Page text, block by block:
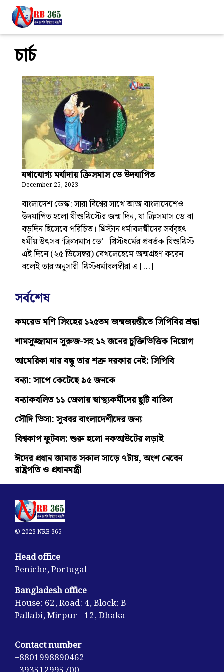
চার্চ
যথাযোগ্য মর্যাদায় ক্রিসমাস ডে উদযাপিত
December 25, 2023
বাংলাদেশ ডেস্ক: সারা বিশ্বের সাথে আজ বাংলাদেশেও
উদযাপিত হলো যীশুখ্রিস্টের জন্ম দিন, যা ক্রিসমাস ডে বা
বড়দিন হিসেবে পরিচিত। খ্রিস্টান ধর্মাবলম্বীদের সর্ববৃহৎ
ধর্মীয় উৎসব ‘ক্রিসমাস ডে’। খ্রিস্টধর্মের প্রবর্তক যিশুখ্রিস্ট
এই দিনে (২৫ ডিসেম্বর) বেথলেহেমে জন্মগ্রহণ করেন
বলেই তার অনুসারী-খ্রিস্টধর্মাবলম্বীরা এ […]
সর্বশেষ
কমরেড মণি সিংহের ১২৫তম জন্মজয়ন্তীতে সিপিবির শ্রদ্ধা
শামসুজ্জামান সুরুজ-সহ ১২ জনের চুক্তিভিত্তিক নিয়োগ
আমেরিকা যার বন্ধু তার শত্রু দরকার নেই: সিপিবি
বন্যা: সাপে কেটেছে ৯৫ জনকে
বন্যাকবলিত ১১ জেলায় স্বাস্থ্যকর্মীদের ছুটি বাতিল
সৌদি ভিসা: সুখবর বাংলাদেশীদের জন্য
বিশ্বকাপ ফুটবল: শুরু হলো নকআউটের লড়াই
ঈদের প্রধান জামাত সকাল সাড়ে ৭টায়, অংশ নেবেন
রাষ্ট্রপতি ও প্রধানমন্ত্রী
© 2023 NRB 365
Head office
Peniche, Portugal
Bangladesh office
House: 62, Road: 4, Block: B
Pallabi, Mirpur - 12, Dhaka
Contact number
+8801998890462